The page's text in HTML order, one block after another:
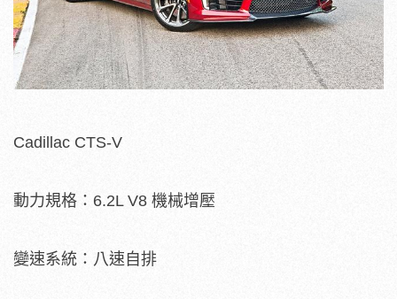
Cadillac CTS-V
動力規格：6.2L V8 機械增壓
變速系統：八速自排